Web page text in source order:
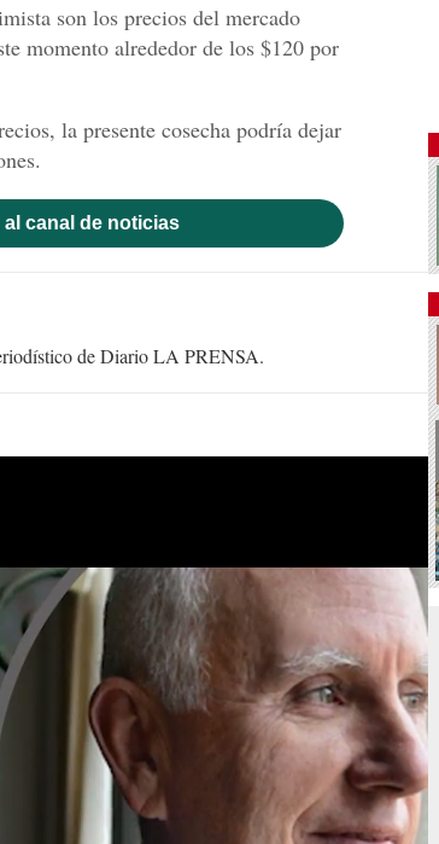
son los precios del mercado
momento alrededor de los $120 por
la presente cosecha podría dejar
al canal de noticias
de Diario LA PRENSA.